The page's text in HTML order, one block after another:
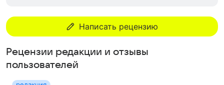
Написать рецензию
Рецензии редакции и отзывы
пользователей